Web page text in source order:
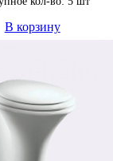
В корзину